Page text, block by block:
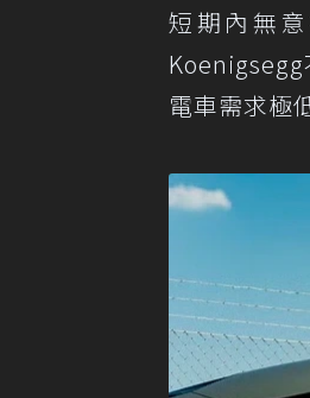
短期內無
電車需求極